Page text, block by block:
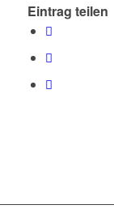
Eintrag teilen